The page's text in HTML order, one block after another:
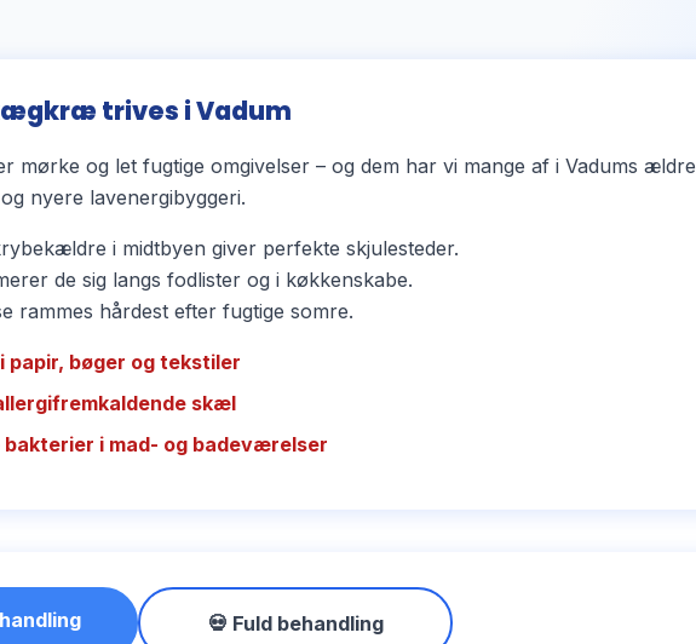
trives i Vadum
mørke og let fugtige omgivelser – og dem har vi mange af i Vadums ældre
nyere lavenergibyggeri.
i midtbyen giver perfekte skjulesteder.
de sig langs fodlister og i køkkenskabe.
rammes hårdest efter fugtige somre.
papir, bøger og tekstiler
skæl
bakterier i mad- og badeværelser
💀 Fuld behandling